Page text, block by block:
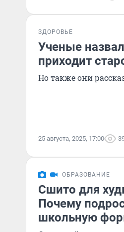
ЗДОРОВЬЕ
Ученые
приходит
Но также они
25 августа, 2025, 17:00
ОБРАЗОВАНИЕ
Сшито для
Почему
школьную